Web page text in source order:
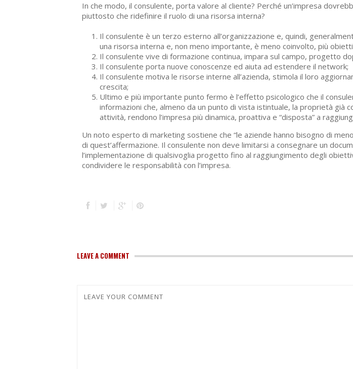
In che modo, il consulente, porta valore al cliente? Perché un’impresa
piuttosto che ridefinire il ruolo di una risorsa interna?
Il consulente è un terzo esterno all’organizzazione e, quindi,
una risorsa interna e, non meno importante, è meno coinvolto, più
Il consulente vive di formazione continua, impara sul campo, progetto
Il consulente porta nuove conoscenze ed aiuta ad estendere il network;
Il consulente motiva le risorse interne all’azienda, stimola il loro
crescita;
Ultimo e più importante punto fermo è l’effetto psicologico che il
informazioni che, almeno da un punto di vista istintuale, la proprietà
attività, rendono l’impresa più dinamica, proattiva e “disposta” a
Un noto esperto di marketing sostiene che “le aziende hanno bisogno di
di quest’affermazione. Il consulente non deve limitarsi a consegnare un
l’implementazione di qualsivoglia progetto fino al raggiungimento degli
condividere le responsabilità con l’impresa.
LEAVE A COMMENT